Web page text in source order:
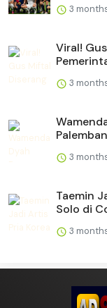
3
Viral!
3
3
Taemin
Solo di
3